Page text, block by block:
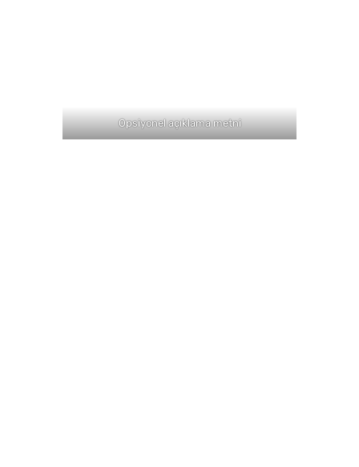
Opsiyonel açıklama metni